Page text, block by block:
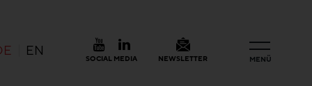
MENÜ
EN SOCIAL MEDIA NEWSLETTER